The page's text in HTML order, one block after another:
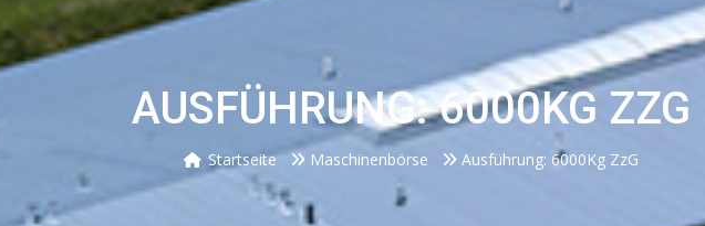
AUSFÜHRUNG: 6000KG ZZG
Startseite Maschinenbörse Ausführung: 6000Kg ZzG